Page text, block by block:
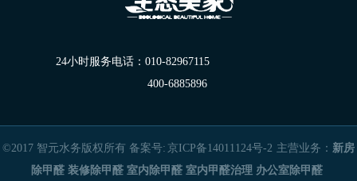
24小时服务电话： 010-82967115
400-6885896
©2017 智元水务版权所有 备案号: 京ICP备14011124号-2 主营业务： 新房
除甲醛 装修除甲醛 室内除甲醛 室内甲醛治理 办公室除甲醛